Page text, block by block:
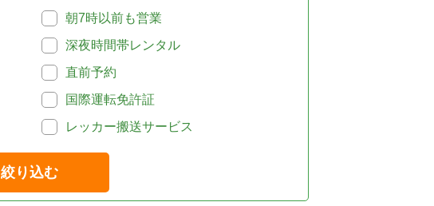
朝7時以前も営業
深夜時間帯レンタル
直前予約
国際運転免許証
レッカー搬送サービス
絞り込む